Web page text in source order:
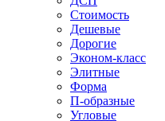
Стоимость
Дешевые
Дорогие
Эконом-класс
Элитные
Форма
П-образные
Угловые